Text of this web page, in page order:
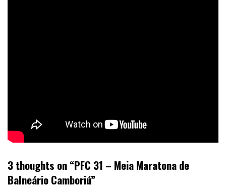
3 thoughts on “PFC 31 – Meia Maratona de
Balneário Camboriú”